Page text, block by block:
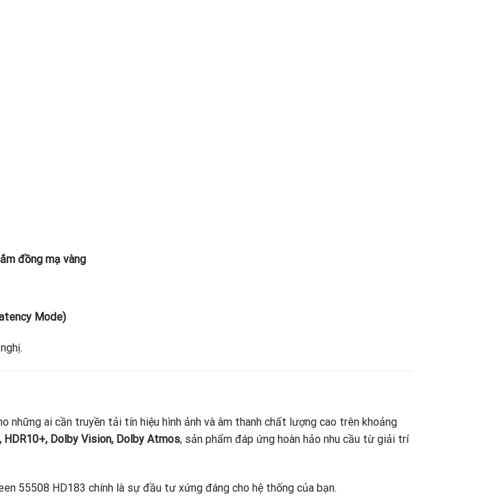
đồng mạ vàng
Mode)
những ai cần truyền tải tín hiệu hình ảnh và âm thanh chất lượng cao trên khoảng
HDR10+, Dolby Vision, Dolby Atmos, sản phẩm đáp ứng hoàn hảo nhu cầu từ giải trí
55508 HD183 chính là sự đầu tư xứng đáng cho hệ thống của bạn.